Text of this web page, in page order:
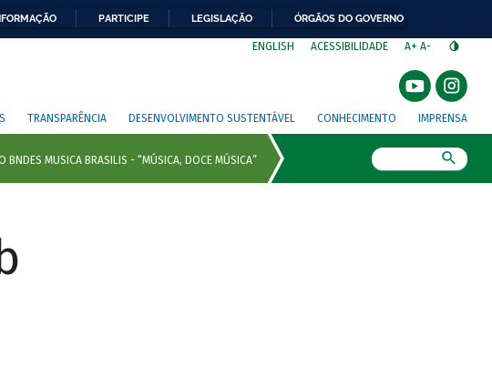
PARTICIPE LEGISLAÇÃO ÓRGÃOS DO GOVERNO
ENGLISH ACESSIBILIDADE A+ A-
TRANSPARÊNCIA DESENVOLVIMENTO SUSTENTÁVEL CONHECIMENTO IMPRENSA